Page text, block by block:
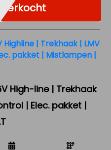
Verkocht
High-line | Trekhaak
| Elec. pakket |